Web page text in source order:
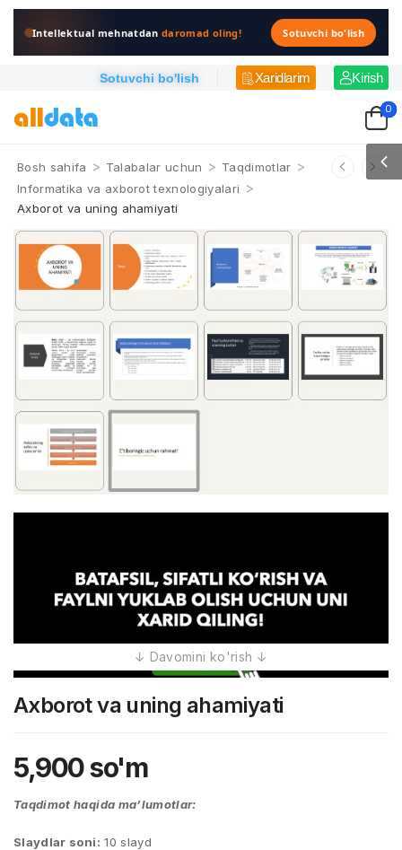
Intellektual mehnatdandaromad oling! Sotuvchi bo'lish
Sotuvchi bo'lish Xaridlarim Kirish
0
Bosh sahifa > Talabalar uchun > Taqdimotlar >
Informatika va axborot texnologiyalari >
Axborot va uning ahamiyati
Axborot va uning ahamiyati
5,900so'm
Taqdimot haqida ma’lumotlar:
Slaydlar soni: 10 slayd